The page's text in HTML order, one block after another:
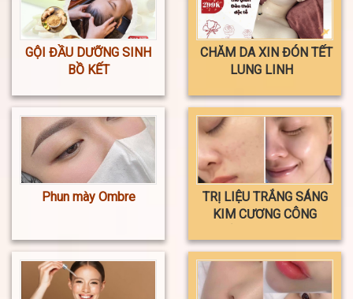
GỘI ĐẦU DƯỠNG SINH
BỒ KẾT
CHĂM DA XIN ĐÓN TẾT
LUNG LINH
Phun mày Ombre
TRỊ LIỆU TRẮNG SÁNG
KIM CƯƠNG CÔNG